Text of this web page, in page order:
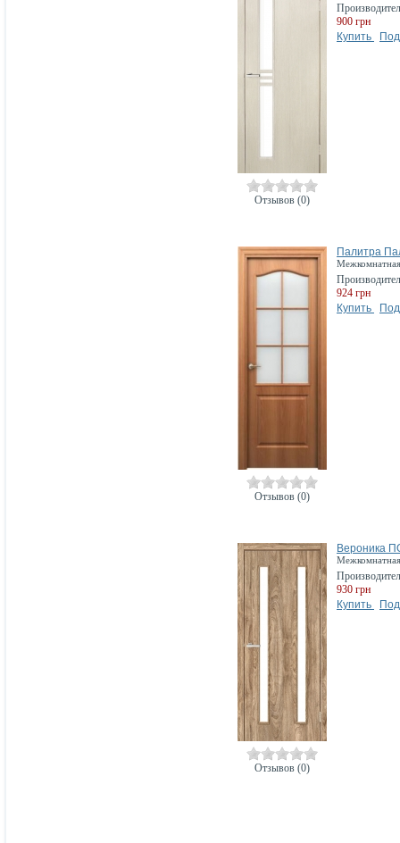
Отзывов (0)
900 грн
Купить
Отзывов (0)
Палитра
Межкомнатная
924 грн
Купить
Отзывов (0)
Вероника
930 грн
Купить